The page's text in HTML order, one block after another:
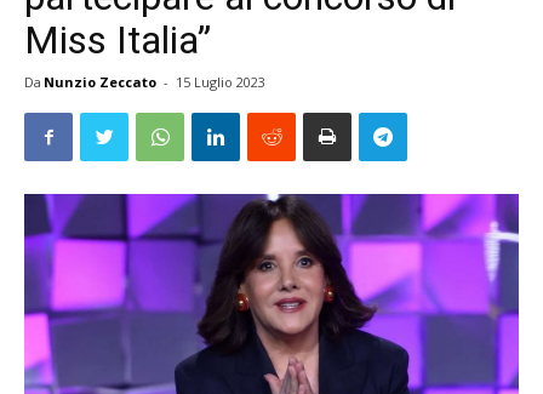
Miss Italia”
Da Nunzio Zeccato - 15 Luglio 2023